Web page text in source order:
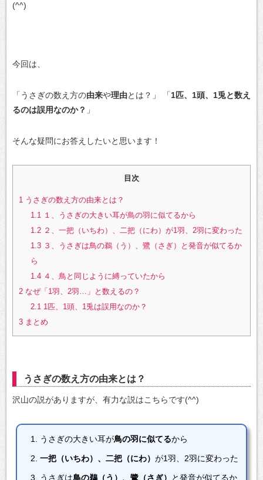
(^^)
今回は、
「うさぎの数え方の由来や理由とは？」 「1匹、1頭、1兎と数え
るのは誤用なのか？ 」
そんな疑問にお答えしたいと思います！
目次
1 うさぎの数え方の由来とは？
1.1１、うさぎの大きい耳が鳥の羽に似てるから
1.2２、一把（いちわ）、二把（にわ）が1羽、2羽に変わった
1.3３、うさぎは鳥の鵜（う）、鷺（さぎ）と発音が似てるか
ら
1.4４、鳥と同じように縛っていたから
2 なぜ「1羽、2羽…」と数えるの？
2.11匹、1頭、1兎は誤用なのか？
3 まとめ
うさぎの数え方の由来とは？
沢山の説がありますが、有力な説はこちらです(^^)
うさぎの大きい耳が鳥の羽に似てるから
一把（いちわ）、二把（にわ） が1羽、2羽に変わった
うさぎは鳥の鵜（う）、鷺（さぎ）
と発音が似てるか